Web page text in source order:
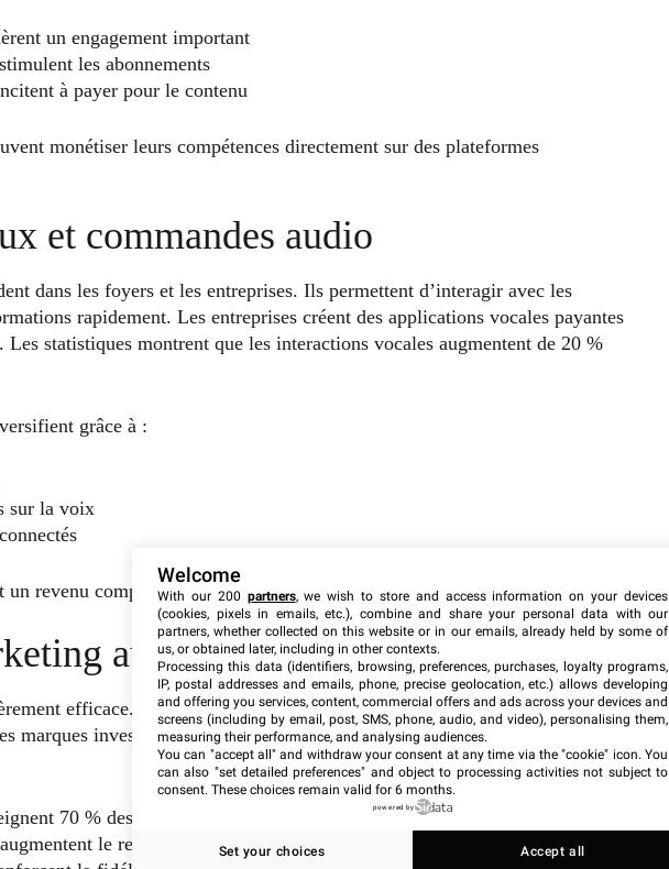
un engagement important
les abonnements
à payer pour le contenu
monétiser leurs compétences directement sur des plateformes
et commandes audio
dans les foyers et les entreprises. Ils permettent d’interagir avec les
rapidement. Les entreprises créent des applications vocales payantes
statistiques montrent que les interactions vocales augmentent de 20 %
grâce à :
sur la voix
revenu complémentaire pour les créateurs et développeurs.
audio
efficace. Les taux de mémorisation des messages sont supérieurs à
investissent dans le sponsoring de podcasts et les annonces audio
70 % des auditeurs jusqu’au bout
le retour sur investissement
Welcome
With our 200 partners, we wish to store and access information on your devices
(cookies, pixels in emails, etc.), combine and share your personal data with our
partners, whether collected on this website or in our emails, already held by some of
us, or obtained later, including in other contexts.
Processing this data (identifiers, browsing, preferences, purchases, loyalty programs,
IP, postal addresses and emails, phone, precise geolocation, etc.) allows developing
and offering you services, content, commercial offers and ads across your devices and
screens (including by email, post, SMS, phone, audio, and video), personalising them,
measuring their performance, and analysing audiences.
You can "accept all" and withdraw your consent at any time via the "cookie" icon. You
can also "set detailed preferences" and object to processing activities not subject to
consent. These choices remain valid for 6 months.
powered by
Set your choices Accept all